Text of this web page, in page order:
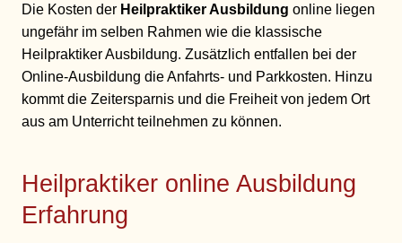
Die Kosten der Heilpraktiker Ausbildung online liegen
ungefähr im selben Rahmen wie die klassische
Heilpraktiker Ausbildung. Zusätzlich entfallen bei der
Online-Ausbildung die Anfahrts- und Parkkosten. Hinzu
kommt die Zeitersparnis und die Freiheit von jedem Ort
aus am Unterricht teilnehmen zu können.
Heilpraktiker online Ausbildung
Erfahrung